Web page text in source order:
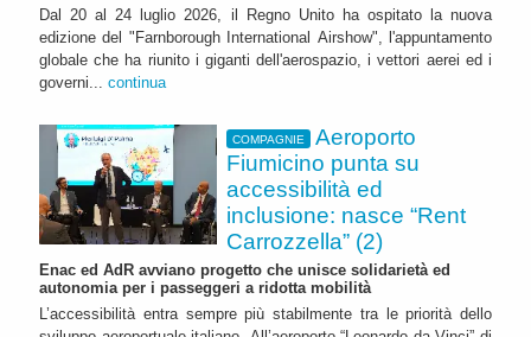
Dal 20 al 24 luglio 2026, il Regno Unito ha ospitato la nuova
edizione del "Farnborough International Airshow", l'appuntamento
globale che ha riunito i giganti dell'aerospazio, i vettori aerei ed i
governi... continua
COMPAGNIE
Aeroporto
Fiumicino punta su
accessibilità ed
inclusione: nasce “Rent
Carrozzella” (2)
Enac ed AdR avviano progetto che unisce solidarietà ed
autonomia per i passeggeri a ridotta mobilità
L’accessibilità entra sempre più stabilmente tra le priorità dello